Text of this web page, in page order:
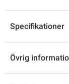
Specifikationer
Övrig